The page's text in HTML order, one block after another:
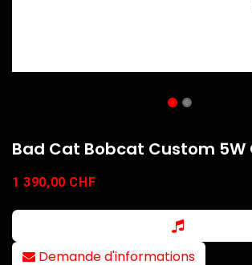
Bad Cat Bobcat Custom 5W
1 390,00 CHF
Demande d'informations